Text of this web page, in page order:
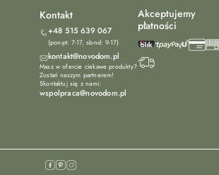
Kontakt
+48 515 639 067
(pon-pt: 7-17, sb-nd: 9-17)
kontakt@novodom.pl
Masz w ofercie ciekawe produkty?
Zostań naszym partnerem!
Skontaktuj się z nami:
wspolpraca@novodom.pl
Akceptujemy
płatności